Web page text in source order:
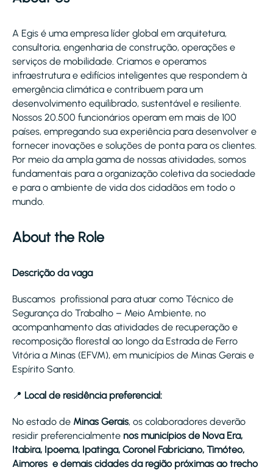
A Egis é uma empresa líder global em arquitetura,
consultoria, engenharia de construção, operações e
serviços de mobilidade. Criamos e operamos
infraestrutura e edifícios inteligentes que respondem à
emergência climática e contribuem para um
desenvolvimento equilibrado, sustentável e resiliente.
Nossos 20.500 funcionários operam em mais de 100
países, empregando sua experiência para desenvolver e
fornecer inovações e soluções de ponta para os clientes.
Por meio da ampla gama de nossas atividades, somos
fundamentais para a organização coletiva da sociedade
e para o ambiente de vida dos cidadãos em todo o
mundo.
About the Role
Descrição da vaga
Buscamos profissional para atuar como Técnico de
Segurança do Trabalho – Meio Ambiente, no
acompanhamento das atividades de recuperação e
recomposição florestal ao longo da Estrada de Ferro
Vitória a Minas (EFVM), em municípios de Minas Gerais e
Espírito Santo.
📍 Local de residência preferencial:
No estado de Minas Gerais, os colaboradores deverão
residir preferencialmente nos municípios de Nova Era,
Itabira, Ipoema, Ipatinga, Coronel Fabriciano, Timóteo,
Aimores e demais cidades da região próximas ao trecho